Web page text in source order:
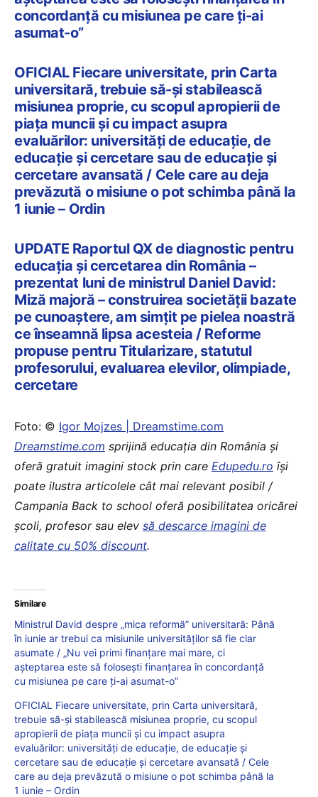
concordanță cu misiunea pe care ți-ai
asumat-o”
OFICIAL Fiecare universitate, prin Carta
universitară, trebuie să-și stabilească
misiunea proprie, cu scopul apropierii de
piața muncii și cu impact asupra
evaluărilor: universități de educație, de
educație și cercetare sau de educație și
cercetare avansată / Cele care au deja
prevăzută o misiune o pot schimba până la
1 iunie – Ordin
UPDATE Raportul QX de diagnostic pentru
educația și cercetarea din România –
prezentat luni de ministrul Daniel David:
Miză majoră – construirea societății bazate
pe cunoaștere, am simțit pe pielea noastră
ce înseamnă lipsa acesteia / Reforme
propuse pentru Titularizare, statutul
profesorului, evaluarea elevilor, olimpiade,
cercetare
Foto: © Igor Mojzes | Dreamstime.com
Dreamstime.com sprijină educaţia din România şi
oferă gratuit imagini stock prin care Edupedu.ro îşi
poate ilustra articolele cât mai relevant posibil /
Campania Back to school oferă posibilitatea oricărei
școli, profesor sau elev să descarce imagini de
calitate cu 50% discount.
Similare
Ministrul David despre „mica reformă” universitară: Până
în iunie ar trebui ca misiunile universităților să fie clar
asumate / „Nu vei primi finanțare mai mare, ci
așteptarea este să folosești finanțarea în concordanță
cu misiunea pe care ți-ai asumat-o”
OFICIAL Fiecare universitate, prin Carta universitară,
trebuie să-și stabilească misiunea proprie, cu scopul
apropierii de piața muncii și cu impact asupra
evaluărilor: universități de educație, de educație și
cercetare sau de educație și cercetare avansată / Cele
care au deja prevăzută o misiune o pot schimba până la
1 iunie – Ordin